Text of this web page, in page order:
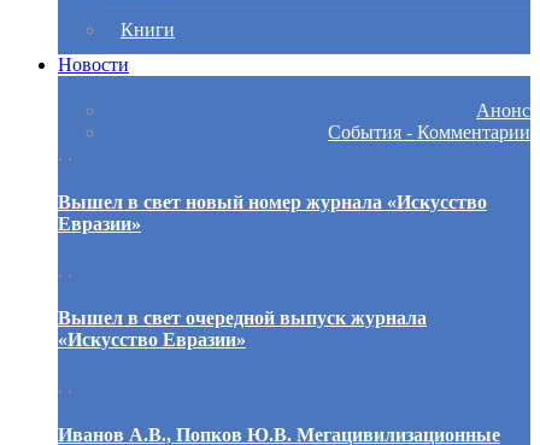
Книги
Новости
Анонс
События - Комментарии
. .
Вышел в свет новый номер журнала «Искусство
Евразии»
. .
Вышел в свет очередной выпуск журнала
«Искусство Евразии»
. .
Иванов А.В., Попков Ю.В. Мегацивилизационные